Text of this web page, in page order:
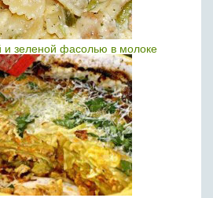
и зеленой фасолью в молоке